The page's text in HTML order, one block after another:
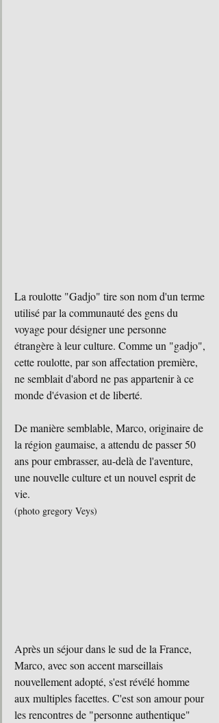
La roulotte "Gadjo" tire son nom d'un terme
utilisé par la communauté des gens du
voyage pour désigner une personne
étrangère à leur culture. Comme un "gadjo",
cette roulotte, par son affectation première,
ne semblait d'abord ne pas appartenir à ce
monde d'évasion et de liberté.
De manière semblable, Marco, originaire de
la région gaumaise, a attendu de passer 50
ans pour embrasser, au-delà de l'aventure,
une nouvelle culture et un nouvel esprit de
vie.
(photo gregory Veys)
Après un séjour dans le sud de la France,
Marco, avec son accent marseillais
nouvellement adopté, s'est révélé homme
aux multiples facettes. C'est son amour pour
les rencontres de "personne authentique"